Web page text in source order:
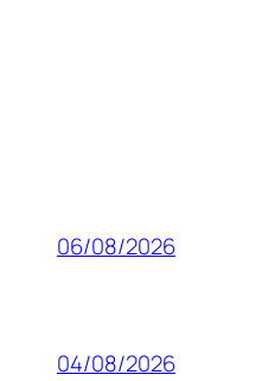
06/08/2026
04/08/2026